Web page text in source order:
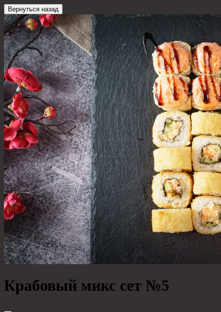
Вернуться назад
Крабовый микс сет №5